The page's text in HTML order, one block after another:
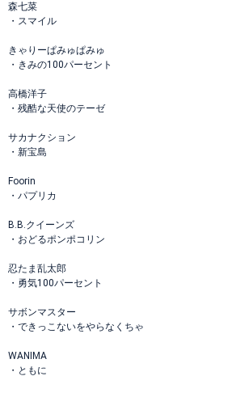
森七菜
・スマイル
きゃりーぱみゅぱみゅ
・きみの100パーセント
高橋洋子
・残酷な天使のテーゼ
サカナクション
・新宝島
Foorin
・パプリカ
B.B.クイーンズ
・おどるポンポコリン
忍たま乱太郎
・勇気100パーセント
サボンマスター
・できっこないをやらなくちゃ
WANIMA
・ともに